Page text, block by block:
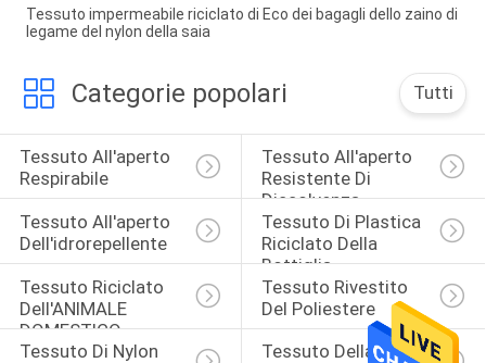
Tessuto impermeabile riciclato di Eco dei bagagli dello zaino di
legame del nylon della saia
Categorie popolari Tutti
Tessuto All'aperto
Respirabile
Tessuto All'aperto
Resistente Di
Dissolvenza
Tessuto All'aperto
Dell'idrorepellente
Tessuto Di Plastica
Riciclato Della
Bottiglia
Tessuto Riciclato
Dell'ANIMALE
DOMESTICO
Tessuto Rivestito
Del Poliestere
Tessuto Di Nylon
Tessuto Della Pelle